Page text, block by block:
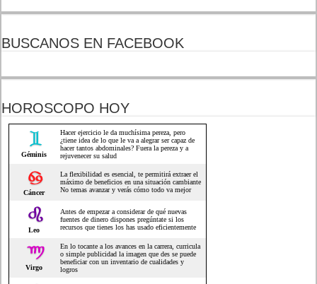
BUSCANOS EN FACEBOOK
HOROSCOPO HOY